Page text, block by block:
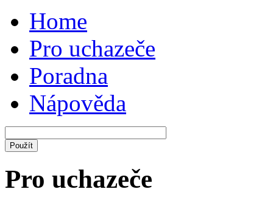
Home
Pro uchazeče
Poradna
Nápověda
Pro uchazeče